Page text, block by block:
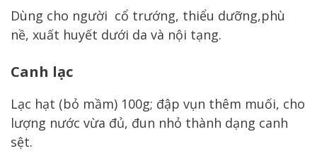
Dùng cho người cổ trướng, thiểu dưỡng,phù
nề, xuất huyết dưới da và nội tạng.
Canh lạc
Lạc hạt (bỏ mầm) 100g; đập vụn thêm muối, cho
lượng nước vừa đủ, đun nhỏ thành dạng canh
sệt.